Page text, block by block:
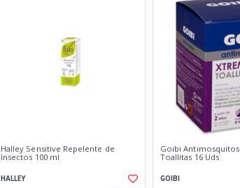
Halley Sensitive Repelente de
Insectos 100 ml
HALLEY
Goibi
Toallitas 16 Uds
GOIBI